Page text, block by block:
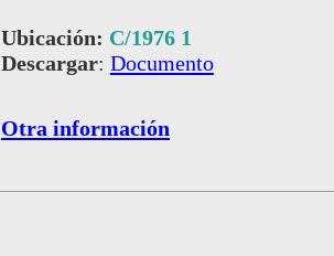
Ubicación: C/1976 1
Descargar: Documento
Otra información